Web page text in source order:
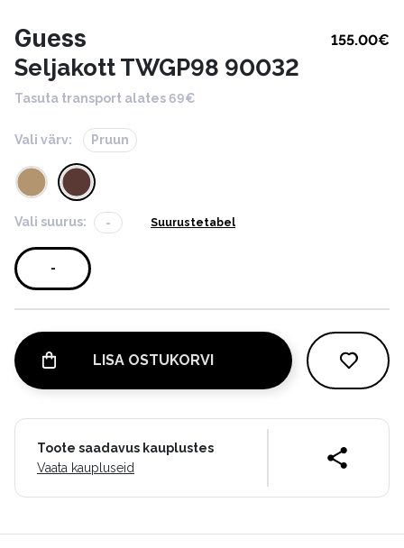
Guess 155.00€
Seljakott TWGP98 90032
Tasuta transport alates 69€
Vali värv: Pruun
Vali suurus: - Suurustetabel
-
LISA OSTUKORVI
Toote saadavus kauplustes
Vaata kaupluseid